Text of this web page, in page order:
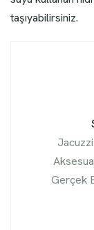
taşıyabilirsiniz.
Gerçek